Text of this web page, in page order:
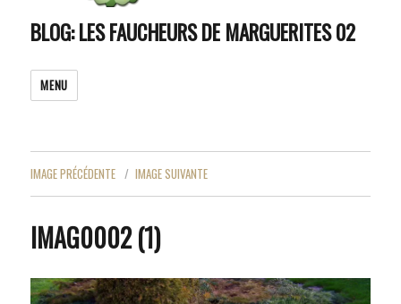
BLOG: LES FAUCHEURS DE MARGUERITES 02
MENU
IMAGE PRÉCÉDENTE IMAGE SUIVANTE
IMAG0002 (1)